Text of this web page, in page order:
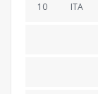
10 ITA